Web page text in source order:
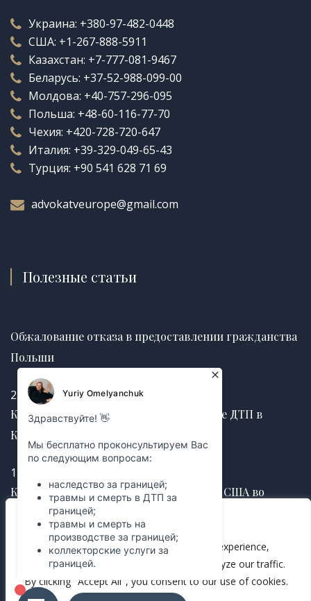
We value your privacy
We use cookies to enhance your browsing experience,
serve personalized ads or content, and analyze our traffic.
By clicking "Accept All", you consent to our use of cookies.
Украина: +380-97-482-0448
США: +1-267-888-5911
Казахстан: +7-777-081-9467
Беларусь: +37-52-988-099-00
Молдова: +40-757-296-095
Польша: +48-60-116-77-70
Чехия: +420-728-720-647
Италия: +39-329-049-65-43
Турция: +90 541 628 71 69
advokatveurope@gmail.com
Полезные статьи
Обжалование отказа в предоставлении гражданства
Польши
25.06.2026
Как получить страховую выплату после ДТП в
Канаде без задержек
12.03.2025
Как правильно оформить завещание в США во
избежание судебных споров
12.03.2025